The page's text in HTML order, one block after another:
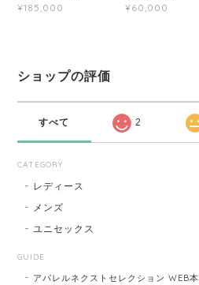
¥185,000
¥60,000
ショップの評価
すべて 2
CATEGORY
レディース
メンズ
ユニセックス
GUIDE
アパレルネクストセレクション WEB